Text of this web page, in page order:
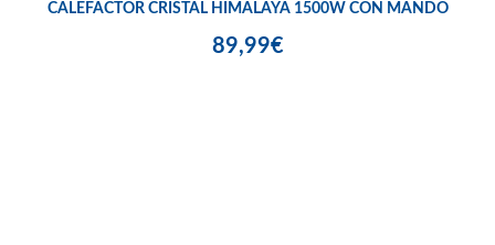
CALEFACTOR CRISTAL HIMALAYA 1500W CON MANDO
89,99€